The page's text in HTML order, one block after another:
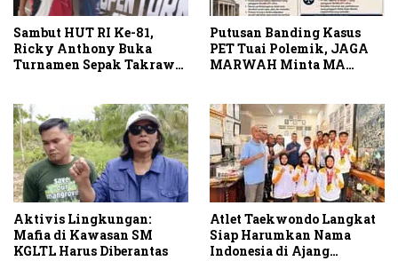
Sambut HUT RI Ke-81,
Ricky Anthony Buka
Turnamen Sepak Takraw
Putusan Banding Kasus
PET Tuai Polemik, JAGA
MARWAH Minta MA
Aktivis Lingkungan:
Mafia di Kawasan SM
KGLTL Harus Diberantas
Atlet Taekwondo Langkat
Siap Harumkan Nama
Indonesia di Ajang